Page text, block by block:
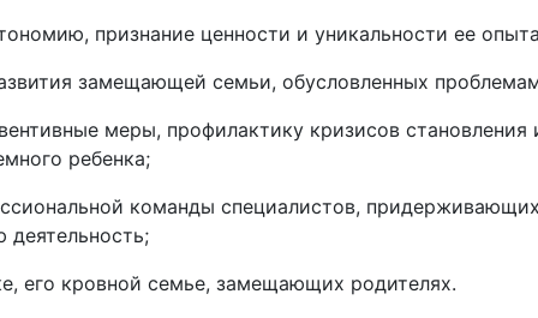
признание ценности и уникальности ее
замещающей семьи, обусловленных
меры, профилактику кризисов
ребенка;
команды специалистов,
его кровной семье, замещающих родителях.